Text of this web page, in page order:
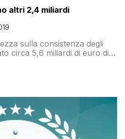
altri 2,4 miliardi
sulla consistenza degli
circa 5,6 miliardi di euro di